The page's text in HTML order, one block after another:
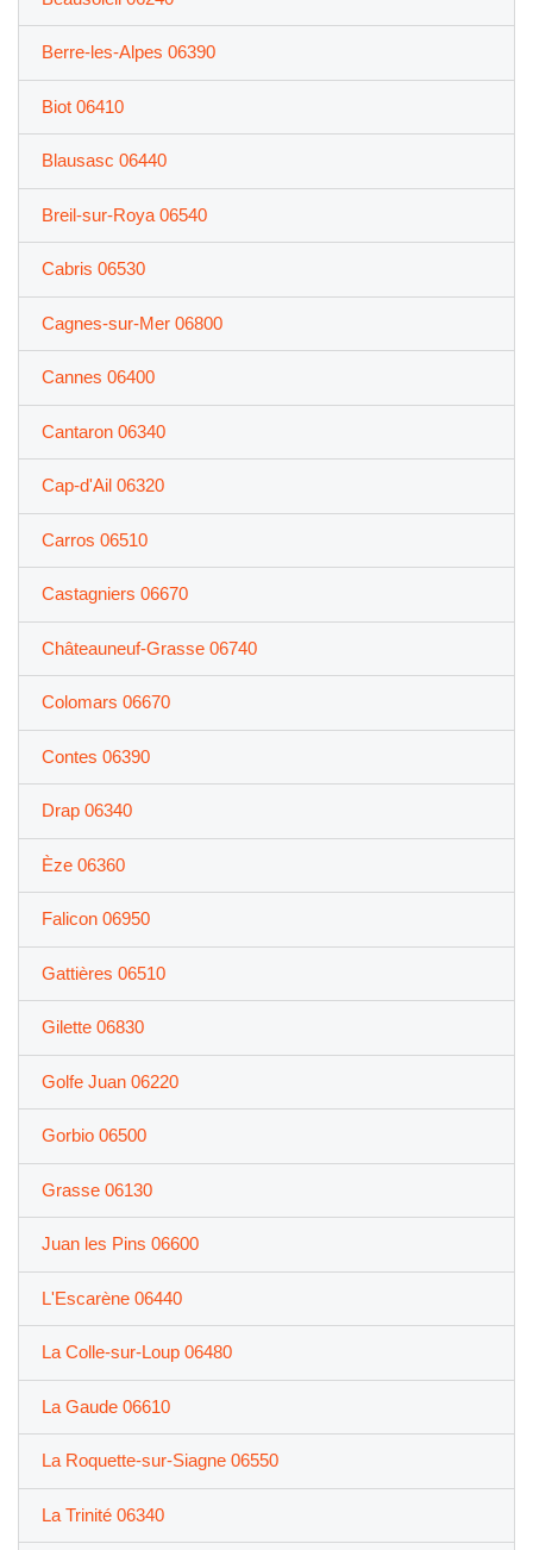
Berre-les-Alpes 06390
Biot 06410
Blausasc 06440
Breil-sur-Roya 06540
Cabris 06530
Cagnes-sur-Mer 06800
Cannes 06400
Cantaron 06340
Cap-d'Ail 06320
Carros 06510
Castagniers 06670
Châteauneuf-Grasse 06740
Colomars 06670
Contes 06390
Drap 06340
Èze 06360
Falicon 06950
Gattières 06510
Gilette 06830
Golfe Juan 06220
Gorbio 06500
Grasse 06130
Juan les Pins 06600
L'Escarène 06440
La Colle-sur-Loup 06480
La Gaude 06610
La Roquette-sur-Siagne 06550
La Trinité 06340